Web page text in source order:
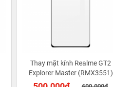
Thay mặt kính Realme GT2
Explorer Master (RMX3551)